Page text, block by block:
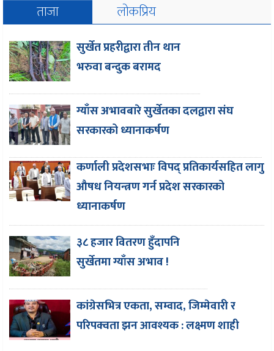
ताजा लोकप्रिय
सुर्खेत प्रहरीद्वारा तीन थान
भरुवा बन्दुक बरामद
ग्याँस अभावबारे सुर्खेतका दलद्वारा संघ
सरकारको ध्यानाकर्षण
कर्णाली प्रदेशसभाः विपद् प्रतिकार्यसहित लागु
औषध नियन्त्रण गर्न प्रदेश सरकारको
ध्यानाकर्षण
३८ हजार वितरण हुँदापनि
सुर्खेतमा ग्याँस अभाव !
कांग्रेसभित्र एकता, सम्वाद, जिम्मेवारी र
परिपक्वता झन आवश्यक : लक्ष्मण शाही